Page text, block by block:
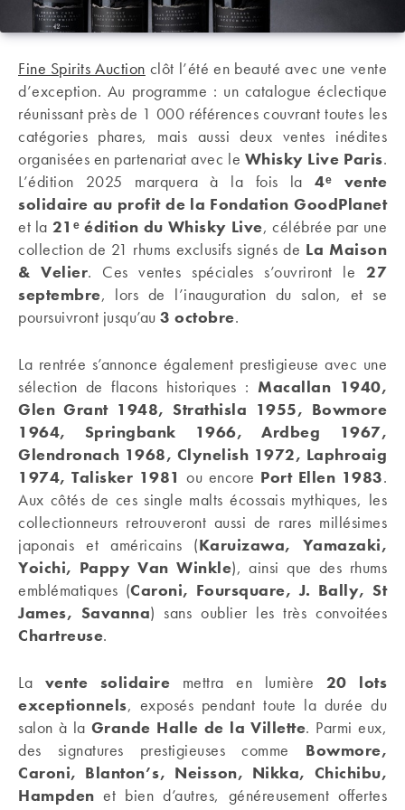
Fine Spirits Auction clôt l’été en beauté avec une vente
d’exception. Au programme : un catalogue éclectique
réunissant près de 1 000 références couvrant toutes les
catégories phares, mais aussi deux ventes inédites
organisées en partenariat avec le Whisky Live Paris.
L’édition 2025 marquera à la fois la4ᵉ vente
solidaire au profit de la Fondation GoodPlanet
et la 21ᵉ édition du Whisky Live, célébrée par une
collection de 21 rhums exclusifs signés de La Maison
& Velier. Ces ventes spéciales s’ouvriront le 27
septembre, lors de l’inauguration du salon, et se
poursuivront jusqu’au 3 octobre.
La rentrée s’annonce également prestigieuse avec une
sélection de flacons historiques : Macallan 1940,
Glen Grant 1948, Strathisla 1955, Bowmore
1964, Springbank 1966, Ardbeg 1967,
Glendronach 1968, Clynelish 1972, Laphroaig
1974, Talisker 1981 ou encore Port Ellen 1983.
Aux côtés de ces single malts écossais mythiques, les
collectionneurs retrouveront aussi de rares millésimes
japonais et américains (Karuizawa, Yamazaki,
Yoichi, Pappy Van Winkle), ainsi que des rhums
emblématiques (Caroni, Foursquare, J. Bally, St
James, Savanna) sans oublier les très convoitées
Chartreuse.
La vente solidaire mettra en lumière 20 lots
exceptionnels, exposés pendant toute la durée du
salon à la Grande Halle de la Villette. Parmi eux,
des signatures prestigieuses comme Bowmore,
Caroni, Blanton’s, Neisson, Nikka, Chichibu,
Hampden et bien d’autres, généreusement offertes